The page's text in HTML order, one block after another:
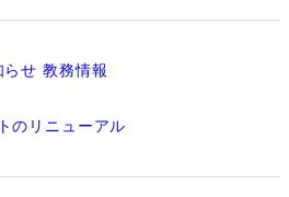
らせ 教務情報
のリニューアル